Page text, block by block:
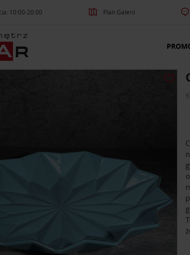
10:00-20:00 Plan Galerii